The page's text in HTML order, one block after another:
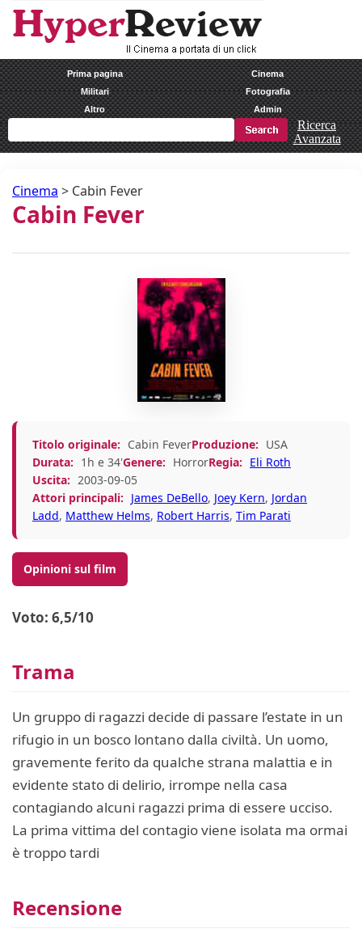
Prima pagina
Cinema
Militari
Fotografia
Altro
Admin
Ricerca
Avanzata
Cinema > Cabin Fever
Cabin Fever
Titolo originale: Cabin FeverProduzione: USA
Durata: 1h e 34'Genere: HorrorRegia: Eli Roth
Uscita: 2003-09-05
Attori principali: James DeBello, Joey Kern, Jordan
Ladd, Matthew Helms, Robert Harris, Tim Parati
Opinioni sul film
Voto: 6,5/10
Trama
Un gruppo di ragazzi decide di passare l’estate in un
rifugio in un bosco lontano dalla civiltà. Un uomo,
gravemente ferito da qualche strana malattia e in
evidente stato di delirio, irrompe nella casa
contagiando alcuni ragazzi prima di essere ucciso.
La prima vittima del contagio viene isolata ma ormai
è troppo tardi
Recensione